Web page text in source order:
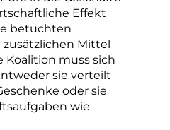
Effekt
betuchten
Mittel
Koalition muss sich
sie verteilt
oder sie
wie